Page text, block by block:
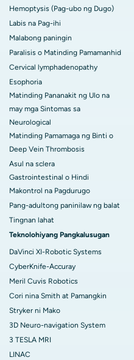
Hemoptysis (Pag-ubo ng Dugo)
Labis na Pag-ihi
Malabong paningin
Paralisis o Matinding Pamamanhid
Cervical lymphadenopathy
Esophoria
Matinding Pananakit ng Ulo na
may mga Sintomas sa
Neurological
Matinding Pamamaga ng Binti o
Deep Vein Thrombosis
Asul na sclera
Gastrointestinal o Hindi
Makontrol na Pagdurugo
Pang-adultong paninilaw ng balat
Tingnan lahat
Teknolohiyang Pangkalusugan
DaVinci XI-Robotic Systems
CyberKnife-Accuray
Meril Cuvis Robotics
Cori nina Smith at Pamangkin
Stryker ni Mako
3D Neuro-navigation System
3 TESLA MRI
LINAC